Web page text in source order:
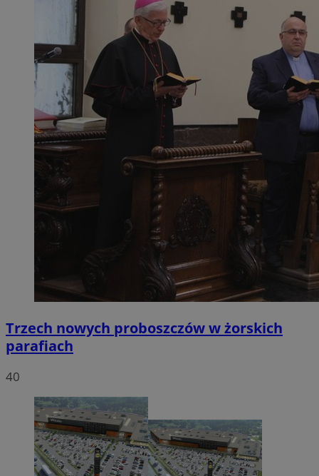
Trzech nowych proboszczów w żorskich
parafiach
40